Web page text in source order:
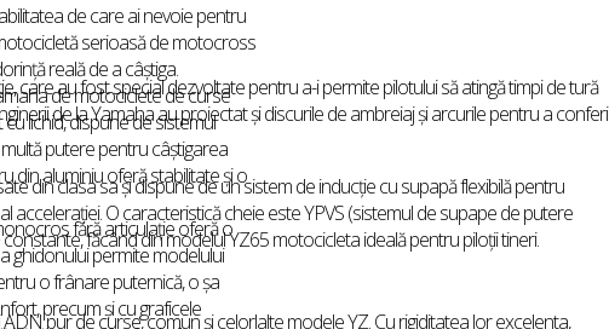
de care ai nevoie pentru
serioasă de motocross
reală de a câștiga.
de motociclete de curse
lichid, dispune de sistemul
putere pentru câștigarea
din aluminiu oferă stabilitate și o
fără articulație oferă o
ghidonului permite modelului
o frânare puternică, o șa
precum și cu graficele
au fost special dezvoltate pentru a-i permite pilotului să atingă timpi de tură
de la Yamaha au proiectat și discurile de ambreiaj și arcurile pentru a conferi
din clasa sa și dispune de un sistem de inducție cu supapă flexibilă pentru
O caracteristică cheie este YPVS (sistemul de supape de putere
făcând din modelul YZ65 motocicleta ideală pentru piloții tineri.
pur de curse, comun și celorlalte modele YZ. Cu rigiditatea lor excelenta,